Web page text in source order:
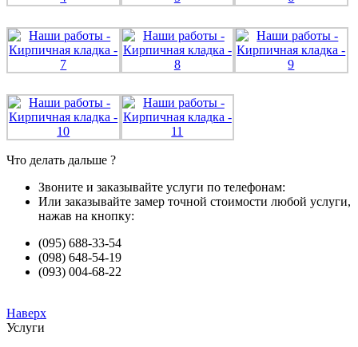
Что делать дальше ?
Звоните и заказывайте услуги по телефонам:
Или заказывайте замер точной стоимости любой услуги,
нажав на кнопку:
(095) 688-33-54
(098) 648-54-19
(093) 004-68-22
Наверх
Услуги